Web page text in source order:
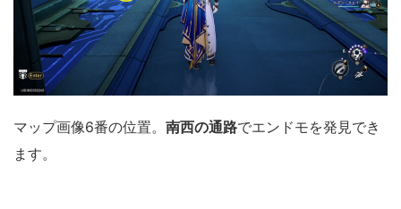
マップ画像6番の位置。 南西の通路でエンドモを発見でき
ます。